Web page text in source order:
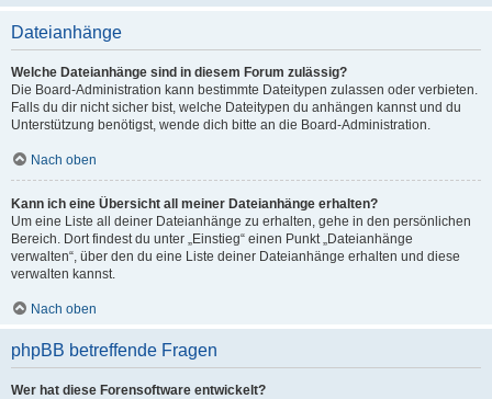
Dateianhänge
Welche Dateianhänge sind in diesem Forum zulässig?
Die Board-Administration kann bestimmte Dateitypen zulassen oder verbieten.
Falls du dir nicht sicher bist, welche Dateitypen du anhängen kannst und du
Unterstützung benötigst, wende dich bitte an die Board-Administration.
Nach oben
Kann ich eine Übersicht all meiner Dateianhänge erhalten?
Um eine Liste all deiner Dateianhänge zu erhalten, gehe in den persönlichen
Bereich. Dort findest du unter „Einstieg“ einen Punkt „Dateianhänge
verwalten“, über den du eine Liste deiner Dateianhänge erhalten und diese
verwalten kannst.
Nach oben
phpBB betreffende Fragen
Wer hat diese Forensoftware entwickelt?